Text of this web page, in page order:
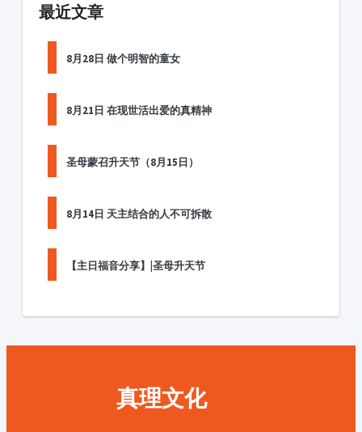
最近文章
8月28日 做个明智的童女
8月21日 在现世活出爱的真精神
圣母蒙召升天节（8月15日）
8月14日 天主结合的人不可拆散
【主日福音分享】|圣母升天节
真理文化